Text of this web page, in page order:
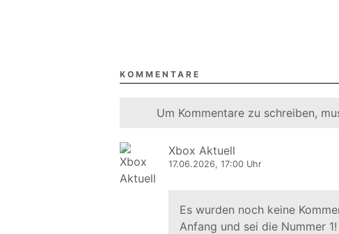
KOMMENTARE
Um Kommentare zu schreiben,
Xbox Aktuell
17.06.2026, 17:00 Uhr
Es wurden noch keine
Anfang und sei die Nummer 1!